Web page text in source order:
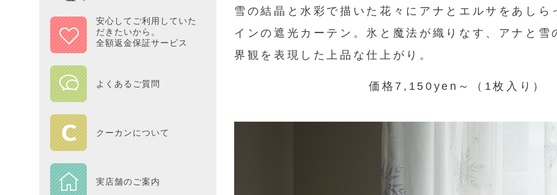
ずっと使えるプロジェクト
安心してご利用していた
だきたいから。
全額返金保証サービス
よくあるご質問
クーカンについて
実店舗のご案内
雪の結晶と水彩で描いた花々にアナとエルサをあしら
インの遮光カーテン。氷と魔法が織りなす、アナと雪
界観を表現した上品な仕上がり。
価格7,150yen～（1枚入り）